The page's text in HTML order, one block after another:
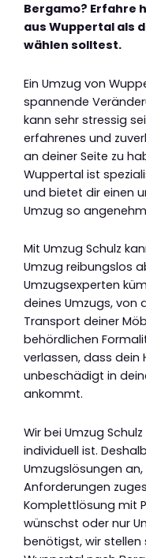
Bergamo? Erfahre
aus Wuppertal als
wählen solltest.
Ein Umzug von
spannende
kann sehr stressig
erfahrenes und
an deiner Seite zu
Wuppertal ist
und bietet dir einen
Umzug so
Mit Umzug Schulz
Umzug reibungslos
Umzugsexperten
deines Umzugs, von
Transport deiner
behördlichen
verlassen, dass dein
unbeschädigt in
ankommt.
Wir bei Umzug
individuell ist.
Umzugslösungen
Anforderungen
Komplettlösung mit
wünschst oder nur
benötigst, wir stellen